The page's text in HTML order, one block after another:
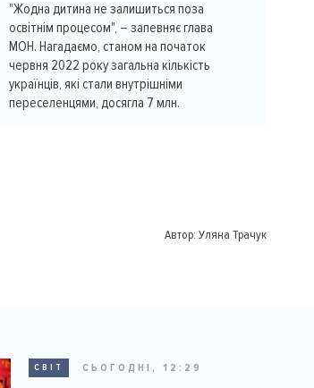
"Жодна дитина не залишиться поза
освітнім процесом", – запевняє глава
МОН. Нагадаємо, станом на початок
червня 2022 року загальна кількість
українців, які стали внутрішніми
переселенцями, досягла 7 млн.
Автор: Уляна Трачук
СВІТ СЬОГОДНІ, 12:29